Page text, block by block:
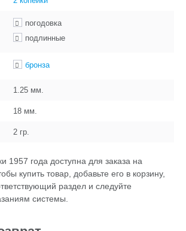
погодовка
подлинные
бронза
1.25 мм.
18 мм.
2 гр.
1957 года доступна для заказа на
купить товар, добавьте его в корзину,
раздел и следуйте
системы.